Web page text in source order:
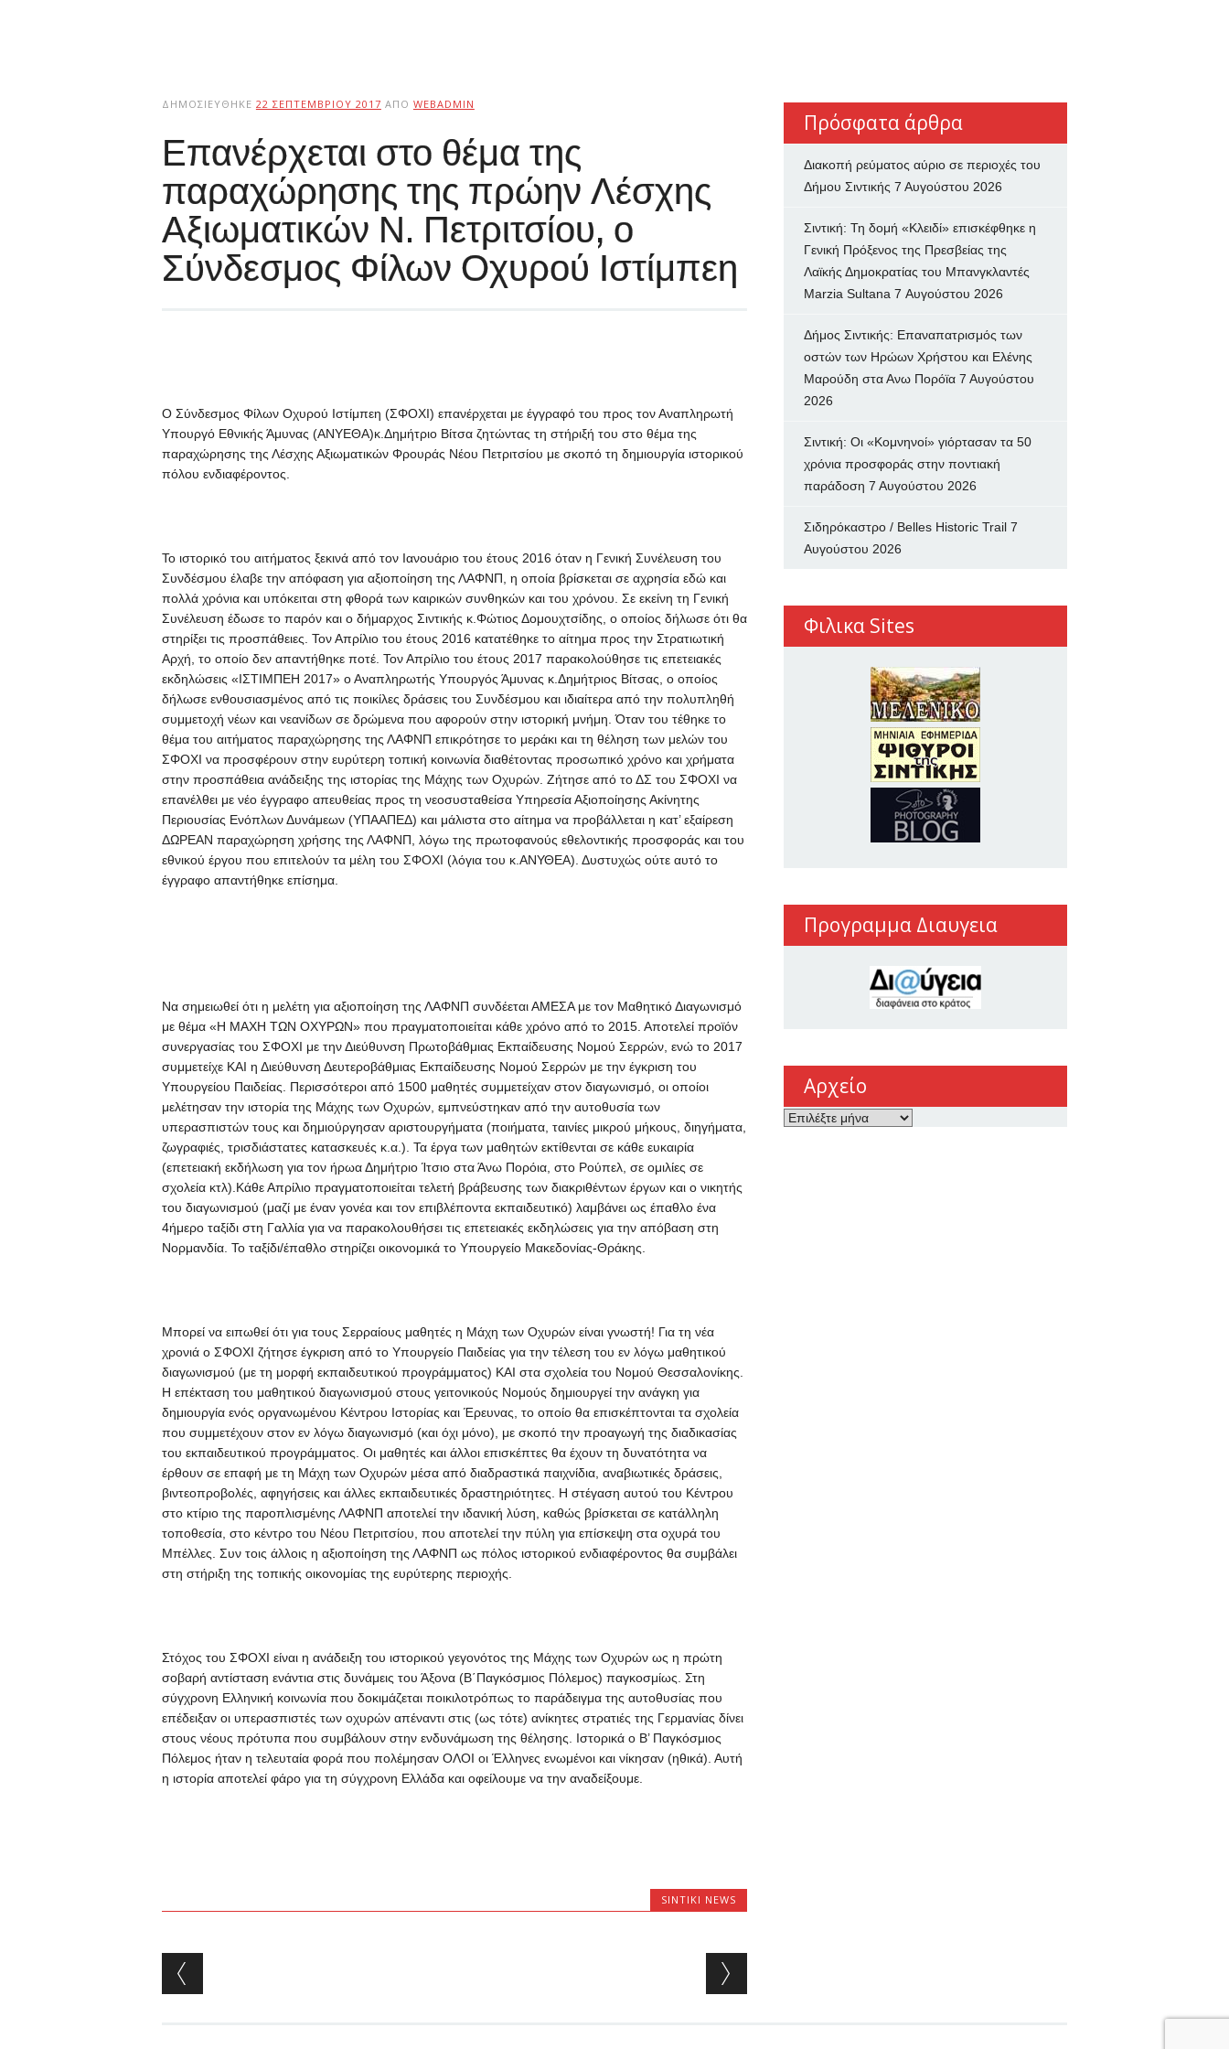
ΔΗΜΟΣΙΕΎΘΗΚΕ 22 ΣΕΠΤΕΜΒΡΊΟΥ 2017 ΑΠΌ WEBADMIN
Επανέρχεται στο θέμα της
παραχώρησης της πρώην Λέσχης
Αξιωματικών Ν. Πετριτσίου, ο
Σύνδεσμος Φίλων Οχυρού Ιστίμπεη
Ο Σύνδεσμος Φίλων Οχυρού Ιστίμπεη (ΣΦΟΧΙ) επανέρχεται με έγγραφό του προς τον Αναπληρωτή
Υπουργό Εθνικής Άμυνας (ΑΝΥΕΘΑ)κ.Δημήτριο Βίτσα ζητώντας τη στήριξή του στο θέμα της
παραχώρησης της Λέσχης Αξιωματικών Φρουράς Νέου Πετριτσίου με σκοπό τη δημιουργία ιστορικού
πόλου ενδιαφέροντος.
Το ιστορικό του αιτήματος ξεκινά από τον Ιανουάριο του έτους 2016 όταν η Γενική Συνέλευση του
Συνδέσμου έλαβε την απόφαση για αξιοποίηση της ΛΑΦΝΠ, η οποία βρίσκεται σε αχρησία εδώ και
πολλά χρόνια και υπόκειται στη φθορά των καιρικών συνθηκών και του χρόνου. Σε εκείνη τη Γενική
Συνέλευση έδωσε το παρόν και ο δήμαρχος Σιντικής κ.Φώτιος Δομουχτσίδης, ο οποίος δήλωσε ότι θα
στηρίξει τις προσπάθειες. Τον Απρίλιο του έτους 2016 κατατέθηκε το αίτημα προς την Στρατιωτική
Αρχή, το οποίο δεν απαντήθηκε ποτέ. Τον Απρίλιο του έτους 2017 παρακολούθησε τις επετειακές
εκδηλώσεις «ΙΣΤΙΜΠΕΗ 2017» ο Αναπληρωτής Υπουργός Άμυνας κ.Δημήτριος Βίτσας, ο οποίος
δήλωσε ενθουσιασμένος από τις ποικίλες δράσεις του Συνδέσμου και ιδιαίτερα από την πολυπληθή
συμμετοχή νέων και νεανίδων σε δρώμενα που αφορούν στην ιστορική μνήμη. Όταν του τέθηκε το
θέμα του αιτήματος παραχώρησης της ΛΑΦΝΠ επικρότησε το μεράκι και τη θέληση των μελών του
ΣΦΟΧΙ να προσφέρουν στην ευρύτερη τοπική κοινωνία διαθέτοντας προσωπικό χρόνο και χρήματα
στην προσπάθεια ανάδειξης της ιστορίας της Μάχης των Οχυρών. Ζήτησε από το ΔΣ του ΣΦΟΧΙ να
επανέλθει με νέο έγγραφο απευθείας προς τη νεοσυσταθείσα Υπηρεσία Αξιοποίησης Ακίνητης
Περιουσίας Ενόπλων Δυνάμεων (ΥΠΑΑΠΕΔ) και μάλιστα στο αίτημα να προβάλλεται η κατ’ εξαίρεση
ΔΩΡΕΑΝ παραχώρηση χρήσης της ΛΑΦΝΠ, λόγω της πρωτοφανούς εθελοντικής προσφοράς και του
εθνικού έργου που επιτελούν τα μέλη του ΣΦΟΧΙ (λόγια του κ.ΑΝΥΘΕΑ). Δυστυχώς ούτε αυτό το
έγγραφο απαντήθηκε επίσημα.
Να σημειωθεί ότι η μελέτη για αξιοποίηση της ΛΑΦΝΠ συνδέεται ΑΜΕΣΑ με τον Μαθητικό Διαγωνισμό
με θέμα «Η ΜΑΧΗ ΤΩΝ ΟΧΥΡΩΝ» που πραγματοποιείται κάθε χρόνο από το 2015. Αποτελεί προϊόν
συνεργασίας του ΣΦΟΧΙ με την Διεύθυνση Πρωτοβάθμιας Εκπαίδευσης Νομού Σερρών, ενώ το 2017
συμμετείχε ΚΑΙ η Διεύθυνση Δευτεροβάθμιας Εκπαίδευσης Νομού Σερρών με την έγκριση του
Υπουργείου Παιδείας. Περισσότεροι από 1500 μαθητές συμμετείχαν στον διαγωνισμό, οι οποίοι
μελέτησαν την ιστορία της Μάχης των Οχυρών, εμπνεύστηκαν από την αυτοθυσία των
υπερασπιστών τους και δημιούργησαν αριστουργήματα (ποιήματα, ταινίες μικρού μήκους, διηγήματα,
ζωγραφιές, τρισδιάστατες κατασκευές κ.α.). Τα έργα των μαθητών εκτίθενται σε κάθε ευκαιρία
(επετειακή εκδήλωση για τον ήρωα Δημήτριο Ίτσιο στα Άνω Πορόια, στο Ρούπελ, σε ομιλίες σε
σχολεία κτλ).Κάθε Απρίλιο πραγματοποιείται τελετή βράβευσης των διακριθέντων έργων και ο νικητής
του διαγωνισμού (μαζί με έναν γονέα και τον επιβλέποντα εκπαιδευτικό) λαμβάνει ως έπαθλο ένα
4ήμερο ταξίδι στη Γαλλία για να παρακολουθήσει τις επετειακές εκδηλώσεις για την απόβαση στη
Νορμανδία. Το ταξίδι/έπαθλο στηρίζει οικονομικά το Υπουργείο Μακεδονίας-Θράκης.
Μπορεί να ειπωθεί ότι για τους Σερραίους μαθητές η Μάχη των Οχυρών είναι γνωστή! Για τη νέα
χρονιά ο ΣΦΟΧΙ ζήτησε έγκριση από το Υπουργείο Παιδείας για την τέλεση του εν λόγω μαθητικού
διαγωνισμού (με τη μορφή εκπαιδευτικού προγράμματος) ΚΑΙ στα σχολεία του Νομού Θεσσαλονίκης.
Η επέκταση του μαθητικού διαγωνισμού στους γειτονικούς Νομούς δημιουργεί την ανάγκη για
δημιουργία ενός οργανωμένου Κέντρου Ιστορίας και Έρευνας, το οποίο θα επισκέπτονται τα σχολεία
που συμμετέχουν στον εν λόγω διαγωνισμό (και όχι μόνο), με σκοπό την προαγωγή της διαδικασίας
του εκπαιδευτικού προγράμματος. Οι μαθητές και άλλοι επισκέπτες θα έχουν τη δυνατότητα να
έρθουν σε επαφή με τη Μάχη των Οχυρών μέσα από διαδραστικά παιχνίδια, αναβιωτικές δράσεις,
βιντεοπροβολές, αφηγήσεις και άλλες εκπαιδευτικές δραστηριότητες. Η στέγαση αυτού του Κέντρου
στο κτίριο της παροπλισμένης ΛΑΦΝΠ αποτελεί την ιδανική λύση, καθώς βρίσκεται σε κατάλληλη
τοποθεσία, στο κέντρο του Νέου Πετριτσίου, που αποτελεί την πύλη για επίσκεψη στα οχυρά του
Μπέλλες. Συν τοις άλλοις η αξιοποίηση της ΛΑΦΝΠ ως πόλος ιστορικού ενδιαφέροντος θα συμβάλει
στη στήριξη της τοπικής οικονομίας της ευρύτερης περιοχής.
Στόχος του ΣΦΟΧΙ είναι η ανάδειξη του ιστορικού γεγονότος της Μάχης των Οχυρών ως η πρώτη
σοβαρή αντίσταση ενάντια στις δυνάμεις του Άξονα (Β΄Παγκόσμιος Πόλεμος) παγκοσμίως. Στη
σύγχρονη Ελληνική κοινωνία που δοκιμάζεται ποικιλοτρόπως το παράδειγμα της αυτοθυσίας που
επέδειξαν οι υπερασπιστές των οχυρών απέναντι στις (ως τότε) ανίκητες στρατιές της Γερμανίας δίνει
στους νέους πρότυπα που συμβάλουν στην ενδυνάμωση της θέλησης. Ιστορικά ο Β’ Παγκόσμιος
Πόλεμος ήταν η τελευταία φορά που πολέμησαν ΟΛΟΙ οι Έλληνες ενωμένοι και νίκησαν (ηθικά). Αυτή
η ιστορία αποτελεί φάρο για τη σύγχρονη Ελλάδα και οφείλουμε να την αναδείξουμε.
SINTIKI NEWS
Post navigation
Πρόσφατα άρθρα
Διακοπή ρεύματος αύριο σε περιοχές του
Δήμου Σιντικής 7 Αυγούστου 2026
Σιντική: Τη δομή «Κλειδί» επισκέφθηκε η
Γενική Πρόξενος της Πρεσβείας της
Λαϊκής Δημοκρατίας του Μπανγκλαντές
Marzia Sultana 7 Αυγούστου 2026
Δήμος Σιντικής: Επαναπατρισμός των
oστών των Ηρώων Χρήστου και Ελένης
Μαρούδη στα Ανω Πορόϊα 7 Αυγούστου
2026
Σιντική: Οι «Κομνηνοί» γιόρτασαν τα 50
χρόνια προσφοράς στην ποντιακή
παράδοση 7 Αυγούστου 2026
Σιδηρόκαστρο / Belles Historic Trail 7
Αυγούστου 2026
Φιλικα Sites
Προγραμμα Διαυγεια
Αρχείο
Αρχείο